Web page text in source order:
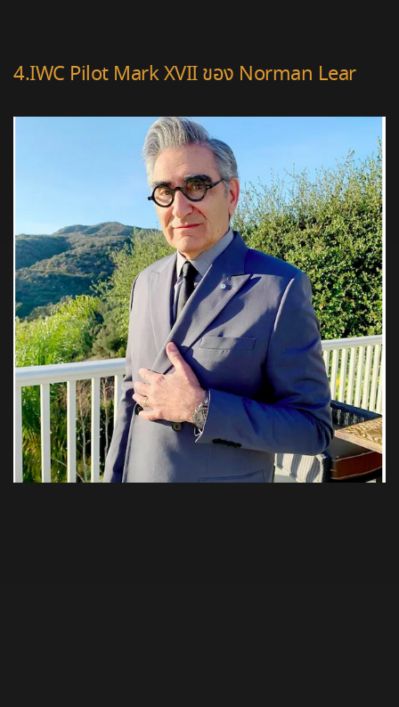
4.IWC Pilot Mark XVII ของ Norman Lear